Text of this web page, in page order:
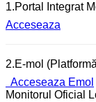
1.Portal Integrat
Acceseaza
2.E-mol
Acceseaza Emol
Monitorul Oficial